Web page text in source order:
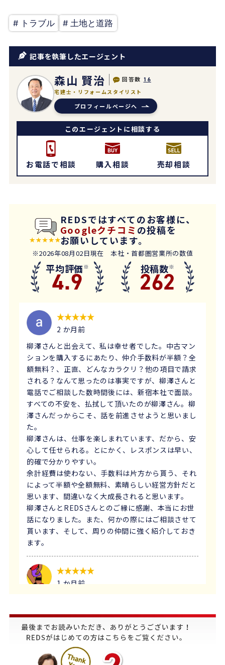
# トラブル # 土地と道路
記事を執筆したエージェント
森山 賢治 回答数 16
宅建士・リフォームスタイリスト
プロフィールページへ
このエージェントに相談する
お電話で相談 購入相談 売却相談
REDSではすべてのお客様に、
Googleクチコミ の投稿を
お願いしています。
※2026年08月02日現在 本社・首都圏営業所の数値
平均評価※
4.9 投稿数※
262
2 か月前
柳澤さんと出会えて、私は幸せ者でした。中古マン
ションを購入するにあたり、仲介手数料が半額？全
額無料？、正直、どんなカラクリ？他の項目で請求
される？なんて思ったのは事実ですが、柳澤さんと
電話でご相談した数時間後には、新宿本社で面談。
すべての不安を、払拭して頂いたのが柳澤さん。柳
澤さんだっからこそ、話を前進させようと思いまし
た。
柳澤さんは、仕事を楽しまれています、だから、安
心して任せられる。とにかく、レスポンスは早い、
的確で分かりやすい。
余計経費は使わない、手数料は片方から貰う、それ
によって半額や全額無料、素晴らしい経営方針だと
思います、間違いなく大成長されると思います。
柳澤さんとREDSさんとのご縁に感謝、本当にお世
話になりました。また、何かの際にはご相談させて
貰います、そして、周りの仲間に強く紹介しておき
ます。
1 か月前
他の不動産会社と違って、売り込みが全くなく自分
のペースで進めることが出来るのが非常に大きかっ